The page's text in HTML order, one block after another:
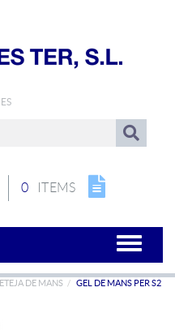
ES
0 ITEMS
DE MANS GEL DE MANS PER S2